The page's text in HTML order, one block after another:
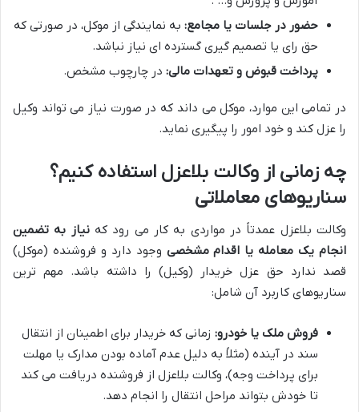
حضور در جلسات یا مجامع: به نمایندگی از موکل، در صورتی که
حق رای یا تصمیم گیری گسترده ای نیاز نباشد.
پرداخت قبوض و تعهدات مالی: در چارچوب مشخص.
در تمامی این موارد، موکل می داند که در صورت نیاز می تواند وکیل
را عزل کند و خود امور را پیگیری نماید.
چه زمانی از وکالت بلاعزل استفاده کنیم؟
سناریوهای معاملاتی
وکالت بلاعزل عمدتاً در مواردی به کار می رود کهنیاز به تضمین
انجام یک معامله یا اقدام مشخصی وجود دارد و فروشنده (موکل)
قصد ندارد حق عزل خریدار (وکیل) را داشته باشد. مهم ترین
سناریوهای کاربرد آن شامل:
فروش ملک یا خودرو: زمانی که خریدار برای اطمینان از انتقال
سند در آینده (مثلاً به دلیل عدم آماده بودن مدارک یا مهلت
برای پرداخت وجه)، وکالت بلاعزل از فروشنده دریافت می کند
تا خودش بتواند مراحل انتقال را انجام دهد.